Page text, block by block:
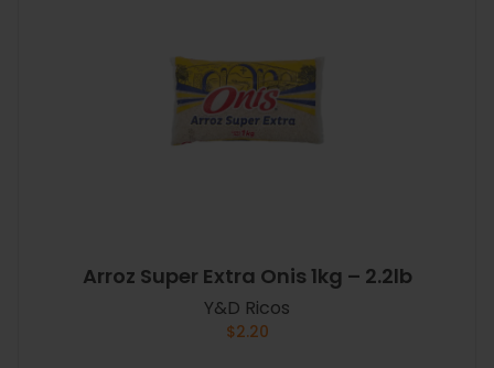
Arroz Super Extra Onis 1kg – 2.2lb
Y&D Ricos
$2.20